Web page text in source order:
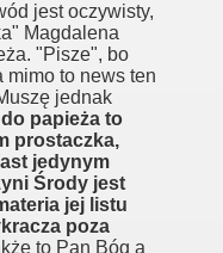
jest oczywisty,
Magdalena
"Pisze", bo
mimo to news ten
jednak
papieża to
prostaczka,
jedynym
Środy jest
jej listu
poza
to Pan Bóg a